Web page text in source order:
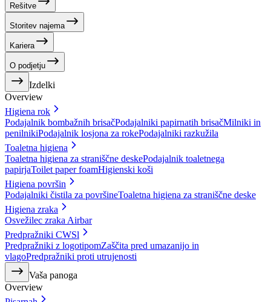
Rešitve
Storitev najema
Kariera
O podjetju
Izdelki
Overview
Higiena rok
Podajalnik bombažnih brisačPodajalniki papirnatih brisačMilniki in
penilnikiPodajalnik losjona za rokePodajalniki razkužila
Toaletna higiena
Toaletna higiena za straniščne deskePodajalnik toaletnega
papirjaToilet paper foamHigienski koši
Higiena površin
Podajalniki čistila za površineToaletna higiena za straniščne deske
Higiena zraka
Osvežilec zraka Airbar
Predpražniki CWSl
Predpražniki z logotipomZaščita pred umazanijo in
vlagoPredpražniki proti utrujenosti
Vaša panoga
Overview